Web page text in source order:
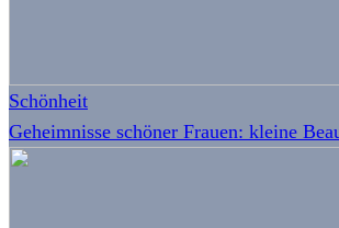
Schönheit
Geheimnisse schöner Frauen: kleine